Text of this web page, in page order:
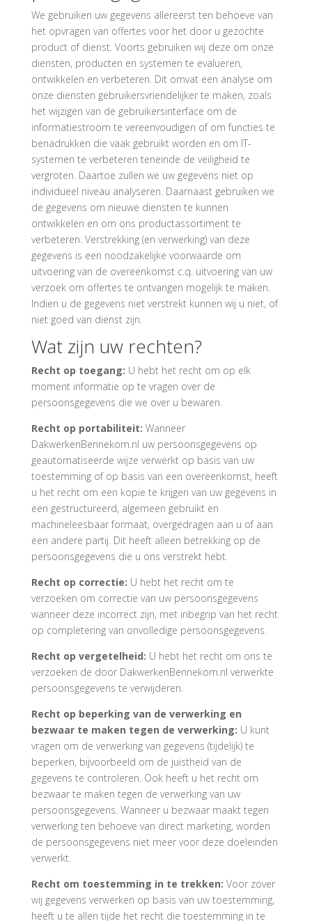
We gebruiken uw gegevens allereerst ten behoeve van
het opvragen van offertes voor het door u gezochte
product of dienst. Voorts gebruiken wij deze om onze
diensten, producten en systemen te evalueren,
ontwikkelen en verbeteren. Dit omvat een analyse om
onze diensten gebruikersvriendelijker te maken, zoals
het wijzigen van de gebruikersinterface om de
informatiestroom te vereenvoudigen of om functies te
benadrukken die vaak gebruikt worden en om IT-
systemen te verbeteren teneinde de veiligheid te
vergroten. Daartoe zullen we uw gegevens niet op
individueel niveau analyseren. Daarnaast gebruiken we
de gegevens om nieuwe diensten te kunnen
ontwikkelen en om ons productassortiment te
verbeteren. Verstrekking (en verwerking) van deze
gegevens is een noodzakelijke voorwaarde om
uitvoering van de overeenkomst c.q. uitvoering van uw
verzoek om offertes te ontvangen mogelijk te maken.
Indien u de gegevens niet verstrekt kunnen wij u niet, of
niet goed van dienst zijn.
Wat zijn uw rechten?
Recht op toegang: U hebt het recht om op elk
moment informatie op te vragen over de
persoonsgegevens die we over u bewaren.
Recht op portabiliteit: Wanneer
DakwerkenBennekom.nl uw persoonsgegevens op
geautomatiseerde wijze verwerkt op basis van uw
toestemming of op basis van een overeenkomst, heeft
u het recht om een kopie te krijgen van uw gegevens in
een gestructureerd, algemeen gebruikt en
machineleesbaar formaat, overgedragen aan u of aan
een andere partij. Dit heeft alleen betrekking op de
persoonsgegevens die u ons verstrekt hebt.
Recht op correctie: U hebt het recht om te
verzoeken om correctie van uw persoonsgegevens
wanneer deze incorrect zijn, met inbegrip van het recht
op completering van onvolledige persoonsgegevens.
Recht op vergetelheid: U hebt het recht om ons te
verzoeken de door DakwerkenBennekom.nl verwerkte
persoonsgegevens te verwijderen.
Recht op beperking van de verwerking en
bezwaar te maken tegen de verwerking: U kunt
vragen om de verwerking van gegevens (tijdelijk) te
beperken, bijvoorbeeld om de juistheid van de
gegevens te controleren. Ook heeft u het recht om
bezwaar te maken tegen de verwerking van uw
persoonsgegevens. Wanneer u bezwaar maakt tegen
verwerking ten behoeve van direct marketing, worden
de persoonsgegevens niet meer voor deze doeleinden
verwerkt.
Recht om toestemming in te trekken: Voor zover
wij gegevens verwerken op basis van uw toestemming,
heeft u te allen tijde het recht die toestemming in te